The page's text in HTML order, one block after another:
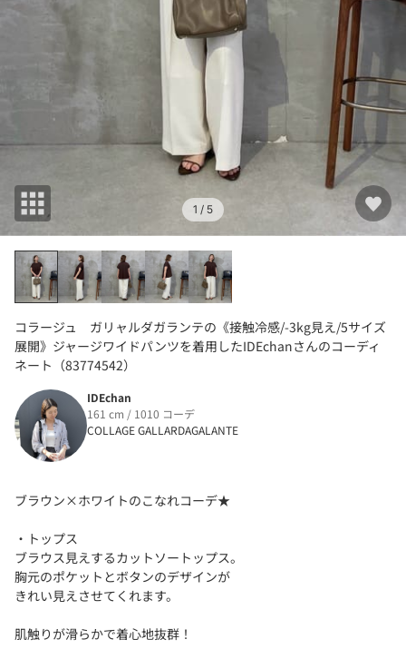
1 / 5
コラージュ ガリャルダガランテの《接触冷感/-3kg見え/5サイズ
展開》ジャージワイドパンツを着用したIDEchanさんのコーディ
ネート（83774542）
IDEchan
161 cm / 1010 コーデ
COLLAGE GALLARDAGALANTE
ブラウン×ホワイトのこなれコーデ★
・トップス
ブラウス見えするカットソートップス。
胸元のポケットとボタンのデザインが
きれい見えさせてくれます。
肌触りが滑らかで着心地抜群！